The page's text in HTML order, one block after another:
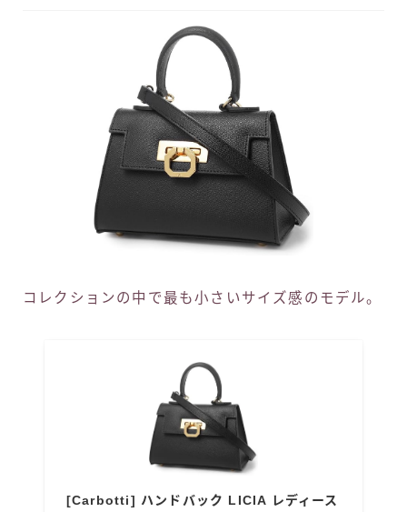
コレクションの中で最も小さいサイズ感のモデル。
[Carbotti] ハンドバック LICIA レディース